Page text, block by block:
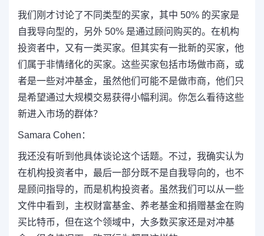
我们刚才讨论了不同类型的买家，其中 50% 的买家是
自我导向型的，另外 50% 是通过顾问购买的。在机构
投资者中，又有一类买家。但其实有一批新的买家，他
们属于非情绪化的买家。这些买家包括市场做市商，或
者是一些对冲基金，虽然他们可能不是做市商，他们只
是希望通过大规模交易获得小幅利润。你怎么看待这些
新进入市场的群体？
Samara Cohen：
我还没有听到他具体谈论这个话题。不过，我确实认为
在机构投资者中，最后一部分既不是自我导向的，也不
是顾问指导的，而是机构投资者。虽然我们可以从一些
文件中看到，主权财富基金、养老基金和捐赠基金在购
买比特币，但在这个领域中，大多数买家还是对冲基